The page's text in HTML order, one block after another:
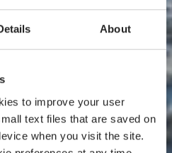
About
to improve your user
text files that are saved on
when you visit the site.